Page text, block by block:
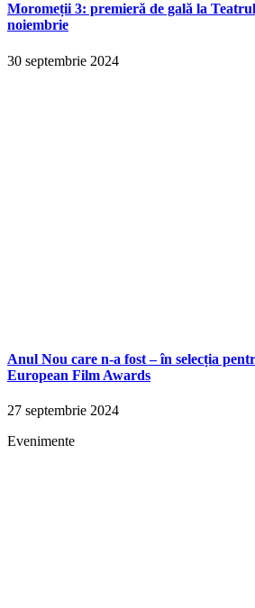
Moromeții 3: premieră de gală la
noiembrie
30 septembrie 2024
Anul Nou care n-a fost – în selecția
European Film Awards
27 septembrie 2024
Evenimente